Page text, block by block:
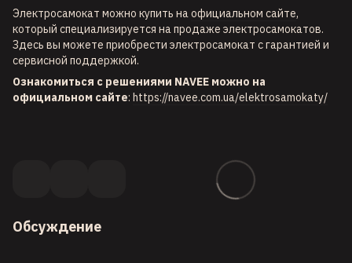
Электросамокат можно купить наофициальном сайте,
который специализируется на продаже электросамокатов.
Здесь вы можете приобрести электросамокат с гарантией и
сервисной поддержкой.
Ознакомиться с решениями NAVEE можно на
официальном сайте: https://navee.com.ua/elektrosamokaty/
Обсуждение